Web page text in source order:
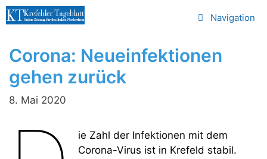
Zum
Inhalt
Navigation
Corona: Neueinfektionen
gehen zurück
8. Mai 2020
ie Zahl der Infektionen mit dem
Corona-Virus ist in Krefeld stabil.